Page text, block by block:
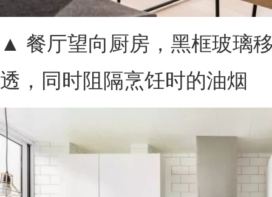
▲ 餐厅望向厨房，黑框玻璃
透，同时阻隔烹饪时的油烟